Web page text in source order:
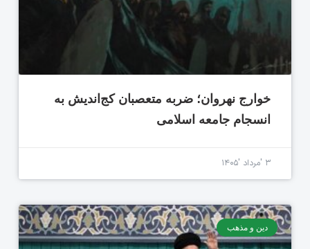
خوارج نهروان؛ ضربه متعصبان کج‌اندیش به
انسجام جامعه اسلامی
۳ 'مرداد '۱۴۰۵
دین و مذهب